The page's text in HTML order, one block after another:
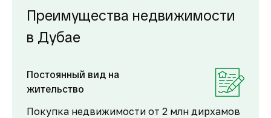
Преимущества недвижимости
в Дубае
Постоянный вид на
жительство
Покупка недвижимости от 2 млн дирхамов